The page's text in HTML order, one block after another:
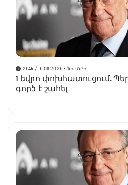
21:45 / 15.08.2025• Ֆուտբոլ
1 եվրո փոխհատուցում.
գործ է շահել